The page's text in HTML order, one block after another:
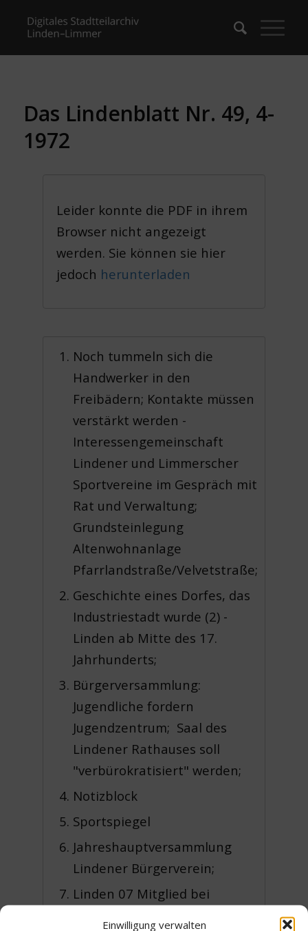
Einwilligung verwalten
Das Lindenblatt Nr. 49, 4-
1972
Leider konnte die PDF in ihrem
Browser nicht angezeigt
werden. Sie können sie hier
jedoch herunterladen
Noch tummeln sich die
Handwerker in den
Freibädern; Kontakte müssen
verstärkt werden -
Interessengemeinschaft
Lindener und Limmerscher
Sportvereine im Gespräch mit
Rat und Verwaltung;
Grundsteinlegung
Altenwohnanlage
Pfarrlandstraße/Velvetstraße;
Geschichte eines Dorfes, das
Industriestadt wurde (2) -
Linden ab Mitte des 17.
Jahrhunderts;
Bürgerversammlung:
Jugendliche fordern
Jugendzentrum; Saal des
Lindener Rathauses soll
"verbürokratisiert" werden;
Notizblock
Sportspiegel
Jahreshauptversammlung
Lindener Bürgerverein;
Linden 07 Mitglied bei